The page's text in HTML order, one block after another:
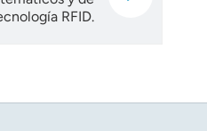
RFID.